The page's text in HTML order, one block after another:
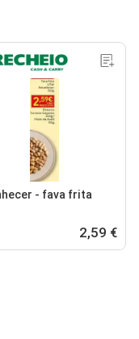
- fava frita
2,59 €